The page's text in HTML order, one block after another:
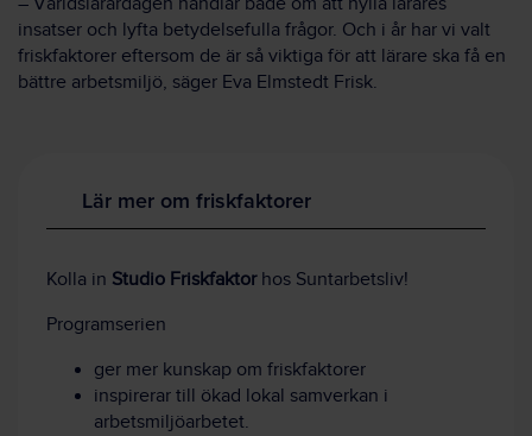
insatser och lyfta betydelsefulla frågor. Och i år har vi valt
friskfaktorer eftersom de är så viktiga för att lärare ska få en
bättre arbetsmiljö, säger Eva Elmstedt Frisk.
Lär mer om friskfaktorer
Kolla in Studio Friskfaktorhos Suntarbetsliv!
Programserien
ger mer kunskap om friskfaktorer
inspirerar till ökad lokal samverkan i
arbetsmiljöarbetet.